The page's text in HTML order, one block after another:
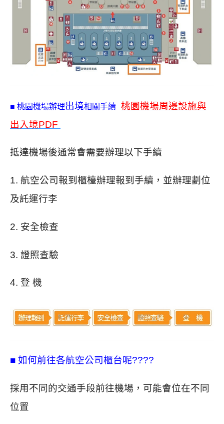
■ 桃園機場辦理出境相關手續
桃園機場周邊設施與
出入境PDF
抵達機場後通常會需要辦理以下手續
1. 航空公司報到櫃檯辦理報到手續，並辦理劃位
及託運行李
2. 安全檢查
3. 證照查驗
4. 登 機
■ 如何前往各航空公司櫃台呢????
採用不同的交通手段前往機場，可能會位在不同
位置